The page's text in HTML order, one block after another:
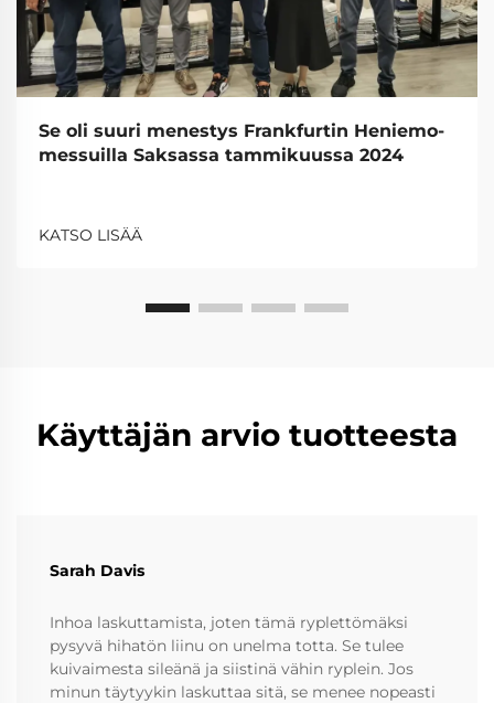
Se oli suuri menestys Frankfurtin Heniemo-
messuilla Saksassa tammikuussa 2024
KATSO LISÄÄ
Käyttäjän arvio tuotteesta
Sarah Davis
Inhoa laskuttamista, joten tämä ryplettömäksi
pysyvä hihatön liinu on unelma totta. Se tulee
kuivaimesta sileänä ja siistinä vähin ryplein. Jos
minun täytyykin laskuttaa sitä, se menee nopeasti